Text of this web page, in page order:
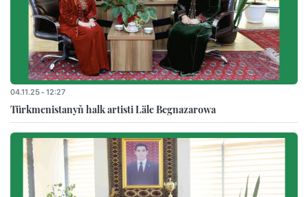
04.11.25 - 12:27
Türkmenistanyň halk artisti Läle Begnazarowa